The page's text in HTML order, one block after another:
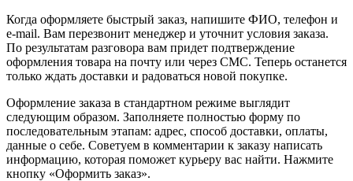
Когда оформляете быстрый заказ, напишите ФИО, телефон и
e-mail. Вам перезвонит менеджер и уточнит условия заказа.
По результатам разговора вам придет подтверждение
оформления товара на почту или через СМС. Теперь останется
только ждать доставки и радоваться новой покупке.
Оформление заказа в стандартном режиме выглядит
следующим образом. Заполняете полностью форму по
последовательным этапам: адрес, способ доставки, оплаты,
данные о себе. Советуем в комментарии к заказу написать
информацию, которая поможет курьеру вас найти. Нажмите
кнопку «Оформить заказ».